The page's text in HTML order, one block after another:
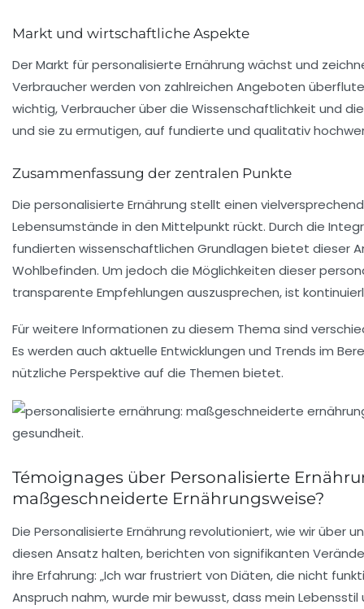
Markt und wirtschaftliche Aspekte
Der Markt für personalisierte Ernährung wächst und
Verbraucher werden von zahlreichen Angeboten
wichtig, Verbraucher über die Wissenschaftlichkeit und
und sie zu ermutigen, auf fundierte und qualitativ
Zusammenfassung der zentralen Punkte
Die personalisierte Ernährung stellt einen
Lebensumstände in den Mittelpunkt rückt. Durch die
fundierten wissenschaftlichen Grundlagen bietet dieser
Wohlbefinden. Um jedoch die Möglichkeiten dieser
transparente Empfehlungen auszusprechen, ist
Für weitere Informationen zu diesem Thema sind
Es werden auch aktuelle Entwicklungen und Trends im
nützliche Perspektive auf die Themen bietet.
Témoignages über Personalisierte
maßgeschneiderte Ernährungsweise?
Die Personalisierte Ernährung revolutioniert, wie wir über
diesen Ansatz halten, berichten von signifikanten
ihre Erfahrung: „Ich war frustriert von Diäten, die nicht
Anspruch nahm, wurde mir bewusst, dass mein Lebensstil